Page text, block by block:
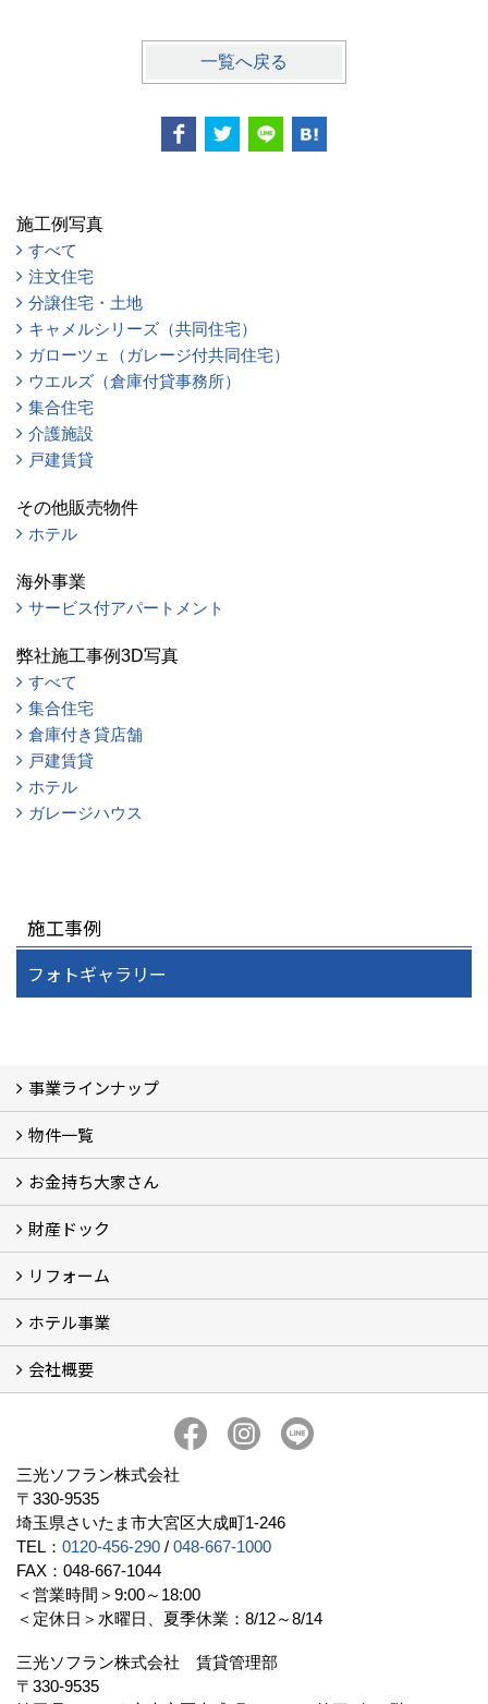
一覧へ戻る
施工例写真
すべて
注文住宅
分譲住宅・土地
キャメルシリーズ（共同住宅）
ガローツェ（ガレージ付共同住宅）
ウエルズ（倉庫付貸事務所）
集合住宅
介護施設
戸建賃貸
その他販売物件
ホテル
海外事業
サービス付アパートメント
弊社施工事例3D写真
すべて
集合住宅
倉庫付き貸店舗
戸建賃貸
ホテル
ガレージハウス
施工事例
フォトギャラリー
事業ラインナップ
三光ソフラン株式会社の強み
資産運用
収益物件
賃貸管理 (2)
土地有効活用 (3)
相続対策・コンサルティング (3)
不動産買取・売買・仲介 (3)
リフォーム
空き家・空き地対策 (2)
設計・施工・建築請負
物件一覧
物件一覧
フォトギャラリー
弊社施工事例3D写真
お金持ち大家さん
お金持ち大家さん
資産運用コラム (15)
お金持ち大家さんセミナー
財産ドック
財産ドック
リフォーム
リフォーム
ホテル事業
三光ソフランの収益用ホテルのご紹介
ホテル一覧
宿泊施設の主な経営形態
京都での相続税対策例
京都での収益用ホテル(ブティックホテル)の投資活用
訪日外国人旅行者数に関するデータ
よくある質問
会社概要
三光ソフランについて (19)
リクルート情報（新卒採用）
リクルート情報（中途採用）
プライバシーポリシー
三光ソフラン株式会社
〒330-9535
埼玉県さいたま市大宮区大成町1-246
TEL： 0120-456-290 / 048-667-1000
FAX：048-667-1044
＜営業時間＞9:00～18:00
＜定休日＞水曜日、夏季休業：8/12～8/14
三光ソフラン株式会社 賃貸管理部
〒330-9535